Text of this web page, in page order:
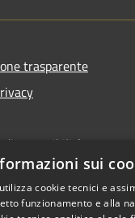
trasparente
di accessibilità
sui
cookie tecnici e
funzionamento e alla